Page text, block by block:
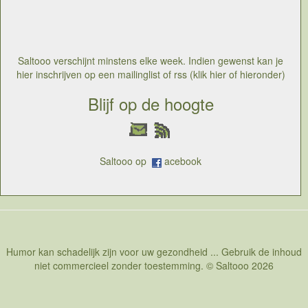
Saltooo verschijnt minstens elke week. Indien gewenst kan je
hier inschrijven op een mailinglist of rss (klik hier of hieronder)
Blijf op de hoogte
Saltooo op acebook
Humor kan schadelijk zijn voor uw gezondheid ... Gebruik de inhoud
niet commercieel zonder toestemming. © Saltooo 2026